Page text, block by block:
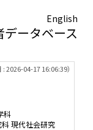
English
データベース
: 2026-04-17 16:06:39）
科
現代社会研究